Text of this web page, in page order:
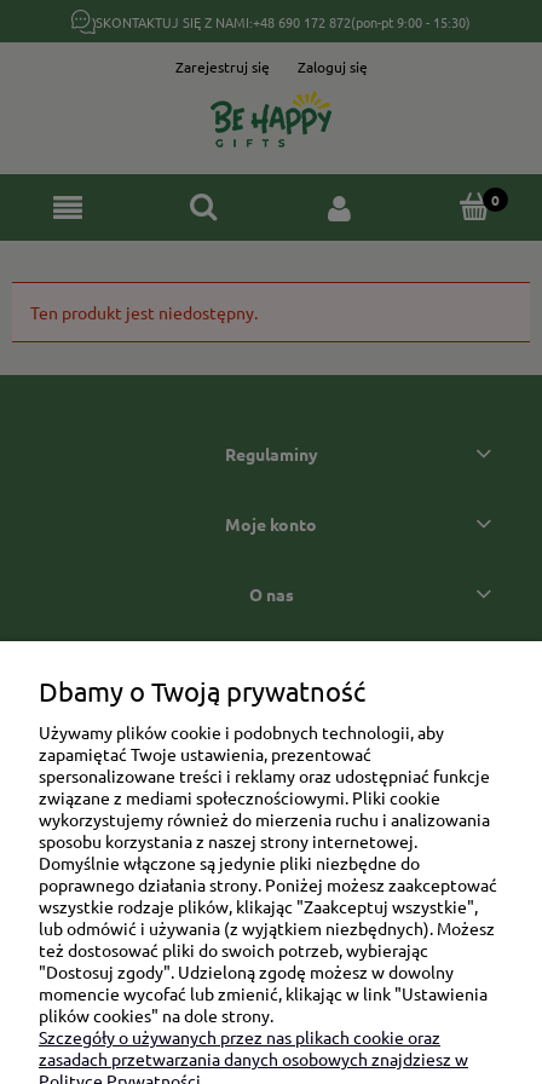
SKONTAKTUJ SIĘ Z NAMI:+48 690 172 872(pon-pt 9:00 - 15:30)
Zarejestruj się Zaloguj się
Ten produkt jest niedostępny.
Regulaminy
Moje konto
O nas
Ul. Brukowa 6/8 lok. 57/58
91-341 Łódź
NIP: 6751510615
SKONTAKTUJ SIĘ Z NAMI:
sklep@be-happygifts.com
+48 690 172 872
Dbamy o Twoją prywatność
Używamy plików cookie i podobnych technologii, aby
zapamiętać Twoje ustawienia, prezentować
spersonalizowane treści i reklamy oraz udostępniać funkcje
związane z mediami społecznościowymi. Pliki cookie
wykorzystujemy również do mierzenia ruchu i analizowania
sposobu korzystania z naszej strony internetowej.
Domyślnie włączone są jedynie pliki niezbędne do
poprawnego działania strony. Poniżej możesz zaakceptować
wszystkie rodzaje plików, klikając "Zaakceptuj wszystkie",
lub odmówić i używania (z wyjątkiem niezbędnych). Możesz
też dostosować pliki do swoich potrzeb, wybierając
"Dostosuj zgody". Udzieloną zgodę możesz w dowolny
momencie wycofać lub zmienić, klikając w link "Ustawienia
plików cookies" na dole strony.
Szczegóły o używanych przez nas plikach cookie oraz
zasadach przetwarzania danych osobowych znajdziesz w